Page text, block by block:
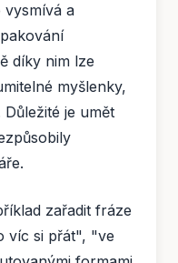
vysmívá a
díky nim lze
myšlenky,
je umět
zařadit fráze
víc si přát", "ve